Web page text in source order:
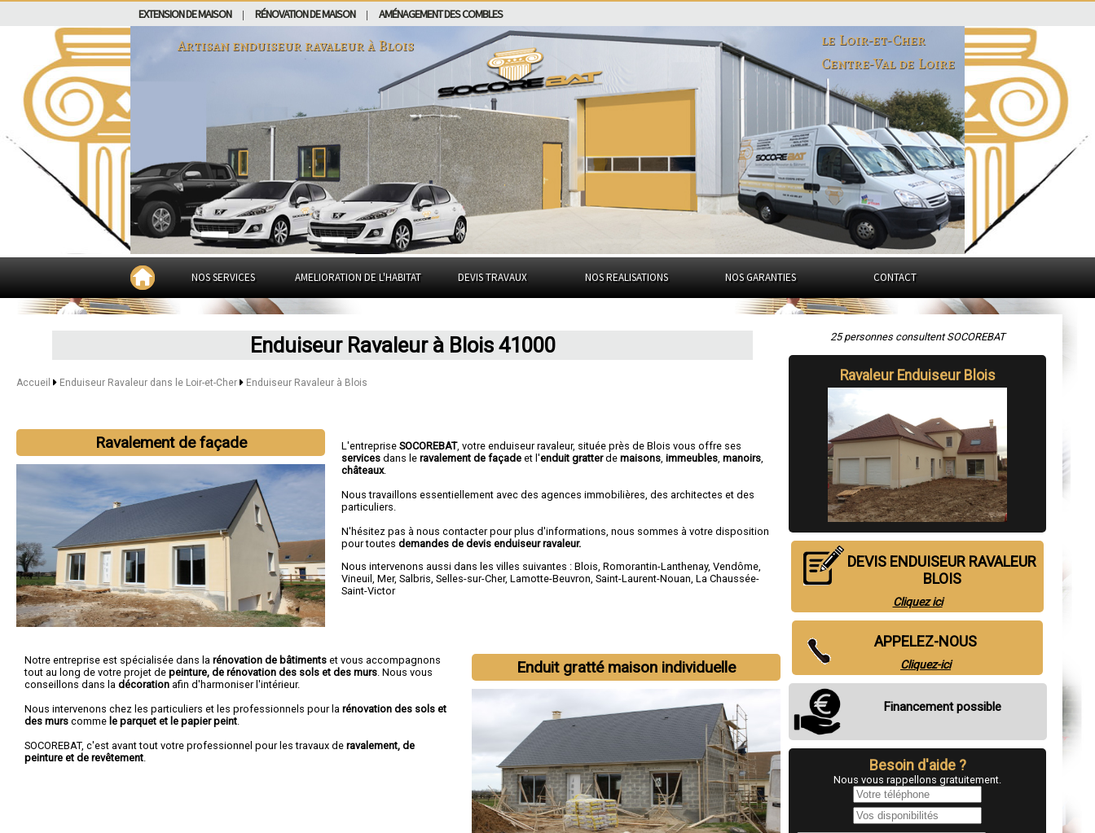
EXTENSION DE MAISON RÉNOVATION DE MAISON AMÉNAGEMENT DES COMBLES
Artisan enduiseur ravaleur àBlois
le Loir-et-Cher
Centre-Val de Loire
NOS SERVICES AMELIORATION DE L'HABITAT DEVIS TRAVAUX NOS REALISATIONS NOS GARANTIES CONTACT
Enduiseur Ravaleur à Blois 41000
Accueil Enduiseur Ravaleur dans le Loir-et-Cher Enduiseur Ravaleur à Blois
Ravalement de façade L'entrepriseSOCOREBAT, votre enduiseur ravaleur, située près de Blois vous offre ses
services dans leravalement de façade et l'enduit gratterdemaisons ,immeubles ,manoirs
châteaux.
Nous travaillons essentiellement avec des agences immobilières, des architectes et des
particuliers.
N'hésitez pas à nous contacter pour plus d'informations, nous sommes à votre disposition
pour toutesdemandes de devis enduiseur ravaleur.
Nous intervenons aussi dans les villes suivantes :Blois ,Romorantin-Lanthenay,Vendôme
Vineuil ,Mer,Salbris ,Selles-sur-Cher,Lamotte-Beuvron ,Saint-Laurent-Nouan ,La Chaussée-
Saint-Victor
Enduit gratté maison individuelle
Notre entreprise est spécialisée dans la rénovation de bâtiments et vous accompagnons
tout au long de votre projet de peinture, de rénovation des sols et des murs. Nous vous
conseillons dans la décoration afin d'harmoniser l'intérieur.
Nous intervenons chez les particuliers et les professionnels pour la rénovation des sols et
des murs comme le parquet et le papier peint.
SOCOREBAT, c'est avant tout votre professionnel pour les travaux de ravalement, de
peinture et de revêtement.
25 personnes consultent SOCOREBAT
Ravaleur Enduiseur Blois
DEVIS ENDUISEUR RAVALEUR
BLOIS
Cliquez ici
APPELEZ-NOUS
Cliquez-ici
Financement possible
Besoin d'aide ?
Nous vous rappellons gratuitement.